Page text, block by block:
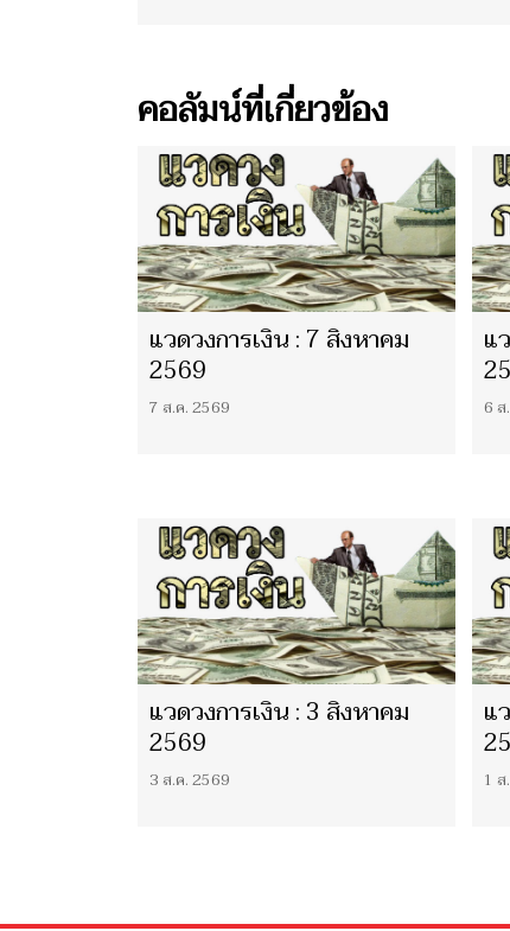
ชีวิตพสกนิกรไทยชั่วนิรันดร์
ตอน ‘She is My Smile’ EP.3
คอลัมน์ที่เกี่ยวข้อง
แวดวงการเงิน : 7 สิงหาคม
2569
7 ส.ค. 2569
แ
6
แวดวงการเงิน : 3 สิงหาคม
2569
3 ส.ค. 2569
แ
1